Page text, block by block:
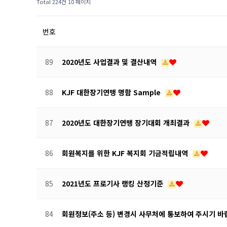
번호
89 2020년도 사업결과 및 결산내역
88 KJF 대한장기연맹 명함 Sample
87 2020년도 대한장기연맹 장기대회 개최결과
86 회원복지를 위한 KJF 복지회 기금적립내역
85 2021년도 프로기사 랭킹 산정기준
84 회원정보(주소 등) 변경시 사무처에 통보하여 주시기 바